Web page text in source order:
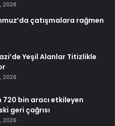
2026
çatışmalara rağmen
Yeşil Alanlar Titizlikle
2026
720 bin aracı etkileyen
geri çağrısı
2026